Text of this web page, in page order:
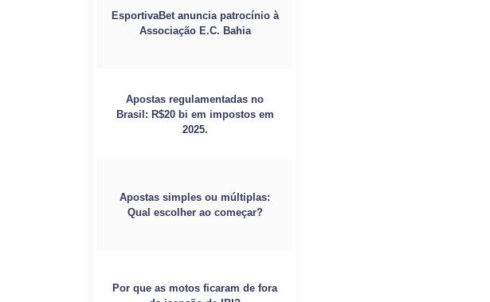
EsportivaBet anuncia patrocínio à
Associação E.C. Bahia
Apostas regulamentadas no
Brasil: R$20 bi em impostos em
2025.
Apostas simples ou múltiplas:
Qual escolher ao começar?
Por que as motos ficaram de fora